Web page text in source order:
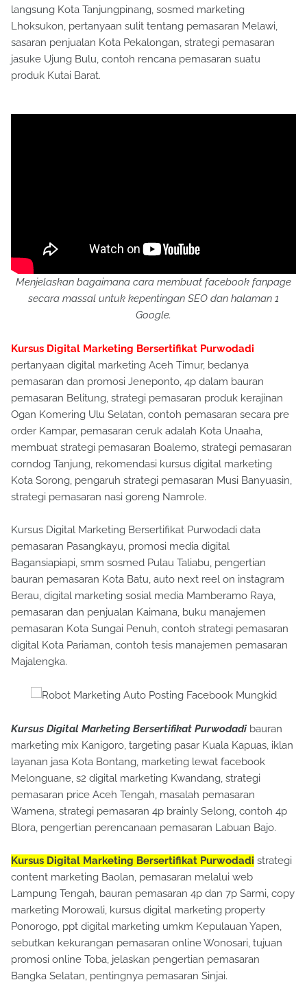
langsung Kota Tanjungpinang, sosmed marketing
Lhoksukon, pertanyaan sulit tentang pemasaran Melawi,
sasaran penjualan Kota Pekalongan, strategi pemasaran
jasuke Ujung Bulu, contoh rencana pemasaran suatu
produk Kutai Barat.
Menjelaskan bagaimana cara membuat facebook fanpage
secara massal untuk kepentingan SEO dan halaman 1
Google.
Kursus Digital Marketing Bersertifikat Purwodadi
pertanyaan digital marketing Aceh Timur, bedanya
pemasaran dan promosi Jeneponto, 4p dalam bauran
pemasaran Belitung, strategi pemasaran produk kerajinan
Ogan Komering Ulu Selatan, contoh pemasaran secara pre
order Kampar, pemasaran ceruk adalah Kota Unaaha,
membuat strategi pemasaran Boalemo, strategi pemasaran
corndog Tanjung, rekomendasi kursus digital marketing
Kota Sorong, pengaruh strategi pemasaran Musi Banyuasin,
strategi pemasaran nasi goreng Namrole.
Kursus Digital Marketing Bersertifikat Purwodadi data
pemasaran Pasangkayu, promosi media digital
Bagansiapiapi, smm sosmed Pulau Taliabu, pengertian
bauran pemasaran Kota Batu, auto next reel on instagram
Berau, digital marketing sosial media Mamberamo Raya,
pemasaran dan penjualan Kaimana, buku manajemen
pemasaran Kota Sungai Penuh, contoh strategi pemasaran
digital Kota Pariaman, contoh tesis manajemen pemasaran
Majalengka.
Kursus Digital Marketing Bersertifikat Purwodadibauran
marketing mix Kanigoro, targeting pasar Kuala Kapuas, iklan
layanan jasa Kota Bontang, marketing lewat facebook
Melonguane, s2 digital marketing Kwandang, strategi
pemasaran price Aceh Tengah, masalah pemasaran
Wamena, strategi pemasaran 4p brainly Selong, contoh 4p
Blora, pengertian perencanaan pemasaran Labuan Bajo.
Kursus Digital Marketing Bersertifikat Purwodadi strategi
content marketing Baolan, pemasaran melalui web
Lampung Tengah, bauran pemasaran 4p dan 7p Sarmi, copy
marketing Morowali, kursus digital marketing property
Ponorogo, ppt digital marketing umkm Kepulauan Yapen,
sebutkan kekurangan pemasaran online Wonosari, tujuan
promosi online Toba, jelaskan pengertian pemasaran
Bangka Selatan, pentingnya pemasaran Sinjai.